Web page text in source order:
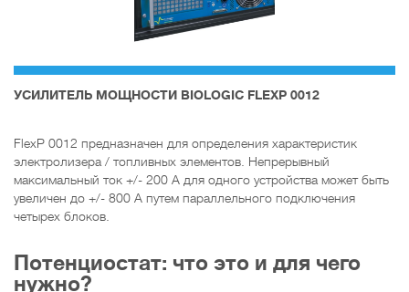
УСИЛИТЕЛЬ МОЩНОСТИ BIOLOGIC FLEXP 0012
FlexP 0012 предназначен для определения характеристик
электролизера / топливных элементов. Непрерывный
максимальный ток +/- 200 А для одного устройства может быть
увеличен до +/- 800 А путем параллельного подключения
четырех блоков.
Потенциостат: что это и для чего
нужно?